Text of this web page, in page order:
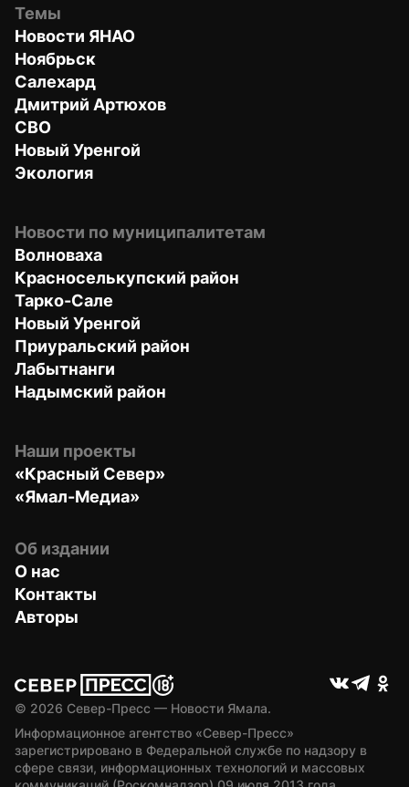
Темы
Новости ЯНАО
Ноябрьск
Салехард
Дмитрий Артюхов
СВО
Новый Уренгой
Экология
Новости по муниципалитетам
Волноваха
Красноселькупский район
Тарко-Сале
Новый Уренгой
Приуральский район
Лабытнанги
Надымский район
Наши проекты
«Красный Север»
«Ямал-Медиа»
Об издании
О нас
Контакты
Авторы
© 2026 Север-Пресс — Новости Ямала.
Информационное агентство «Север-Пресс»
зарегистрировано в Федеральной службе по надзору в
сфере связи, информационных технологий и массовых